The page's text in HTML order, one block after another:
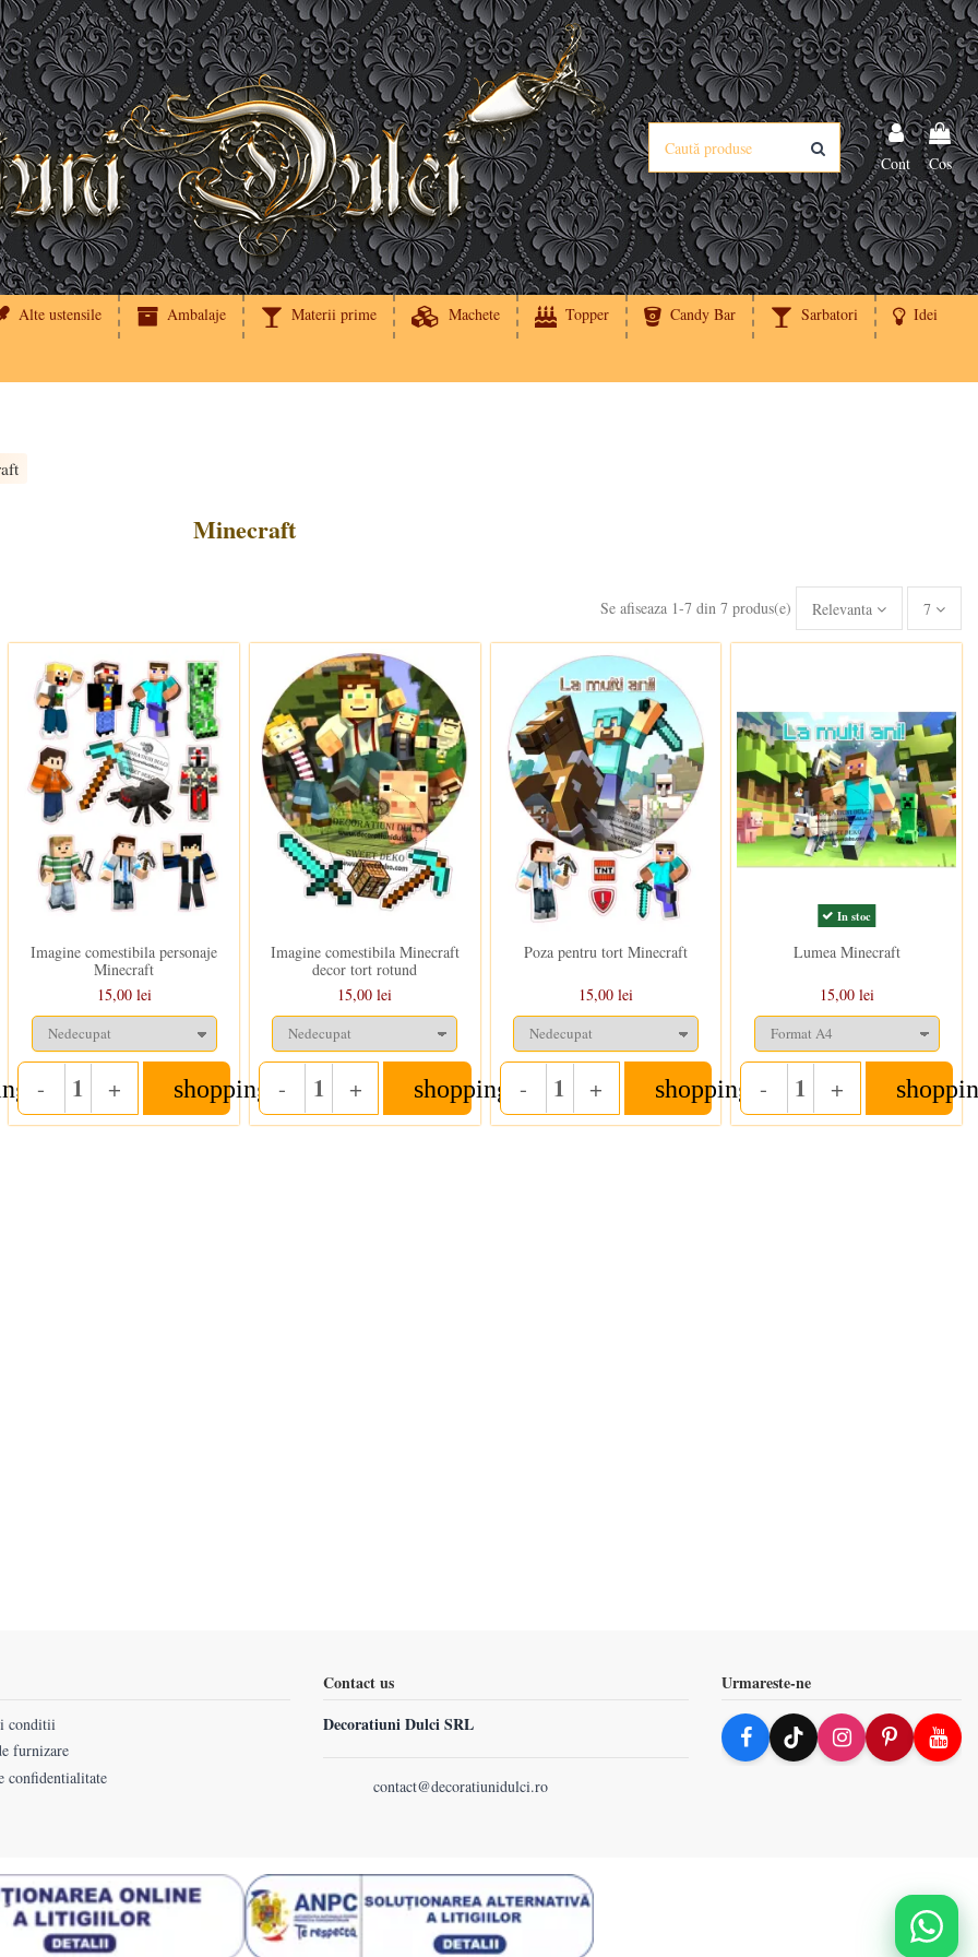
Cont Cos
Alte ustensile Ambalaje Materii prime Machete Topper Candy Bar Sarbatori Idei
Minecraft
Se afiseaza 1-7 din 7 produs(e) Relevanta 7
In stoc
Imagine comestibila personaje
Minecraft
15,00 lei
- Quantity
+ shopping_cart
In stoc
Imagine comestibila Minecraft
decor tort rotund
15,00 lei
- Quantity
+ shopping_cart
In stoc
Poza pentru tort Minecraft
15,00 lei
- Quantity
+ shopping_cart
In stoc
Lumea Minecraft
15,00 lei
- Quantity
+
conditii
furnizare
confidentialitate
Contact us
Decoratiuni Dulci SRL
contact@decoratiunidulci.ro
Urmareste-ne